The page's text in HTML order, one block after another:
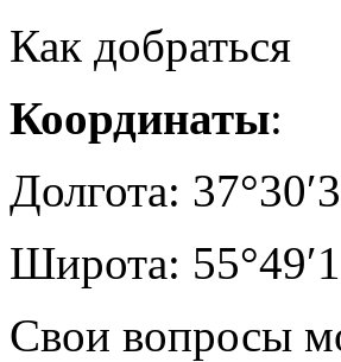
Как добраться
Координаты:
Долгота:
Широта:
Свои вопросы